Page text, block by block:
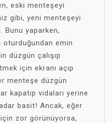
eski menteşeyi
gibi, yeni menteşeyi
Bunu yaparken,
emin
düzgün çalışıp
için ekranı açıp
menteşe düzgün
kapatıp vidaları yerine
basit! Ancak, eğer
zor görünüyorsa,